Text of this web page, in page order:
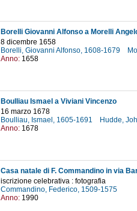
Borelli Giovanni Alfonso a Morelli
8 dicembre 1658
Borelli, Giovanni Alfonso, 1608-1679
Anno: 1658
Boulliau Ismael a Viviani Vincenzo
16 marzo 1678
Boulliau, Ismael, 1605-1691
Hudde,
Anno: 1678
Casa natale di F. Commandino in via
iscrizione celebrativa : fotografia
Commandino, Federico, 1509-1575
Anno: 1990